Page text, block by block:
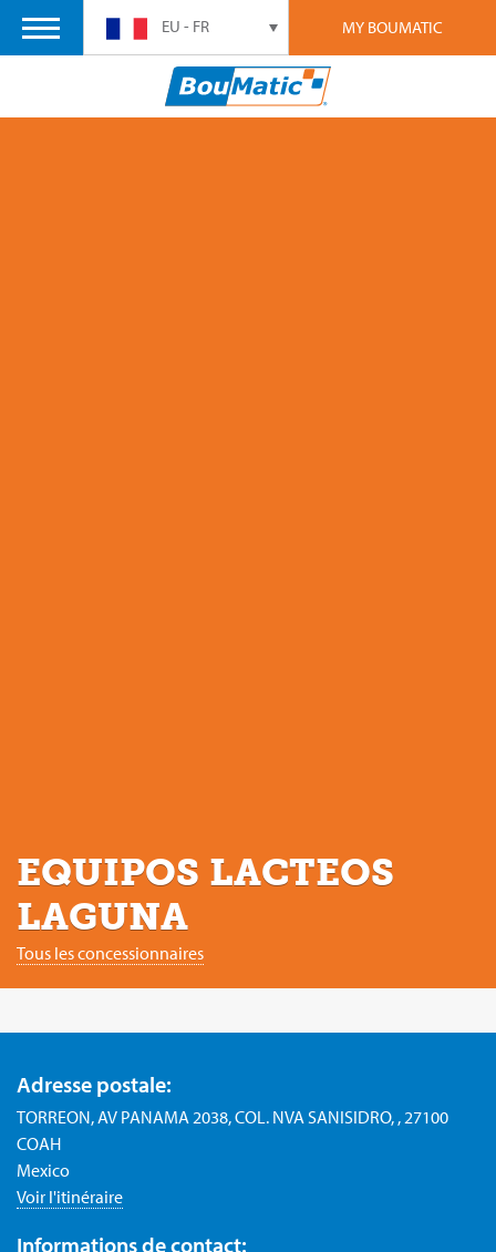
MY BOUMATIC
EU - FR
EQUIPOS LACTEOS
LAGUNA
Tous les concessionnaires
Adresse postale:
TORREON, AV PANAMA 2038, COL. NVA SANISIDRO, , 27100
COAH
Mexico
Voir l'itinéraire
Informations de contact: